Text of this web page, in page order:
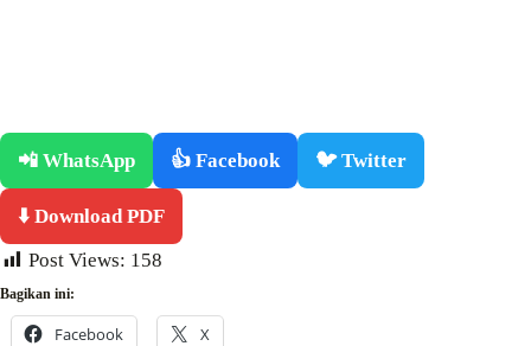
📲 WhatsApp 👍 Facebook 🐦 Twitter
⬇️ Download PDF
Post Views: 158
Bagikan ini:
Facebook X